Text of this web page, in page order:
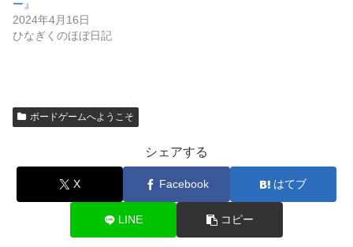
ー』
2024年4月16日
ひなぎくのほぼ日記
ボードゲームへようこそ
シェアする
X Facebook はてブ
LINE コピー